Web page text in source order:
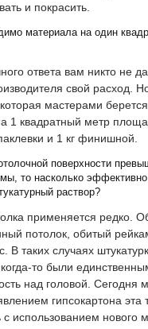
и покрасить.
материала на один
ответа вам никто не
свой расход.
мастерами
1 квадратный метр
и 1 кг финишной.
поверхности
то насколько эффективно
раствор?
применяется редко.
потолок, обитый
В таких случаях
то были
над головой. Сегодня
гипсокартона эта
с использованием нового